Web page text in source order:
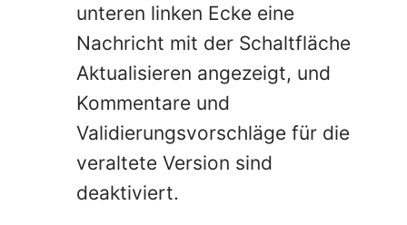
unteren linken Ecke eine
Nachricht mit der Schaltfläche
Aktualisieren angezeigt, und
Kommentare und
Validierungsvorschläge für die
veraltete Version sind
deaktiviert.